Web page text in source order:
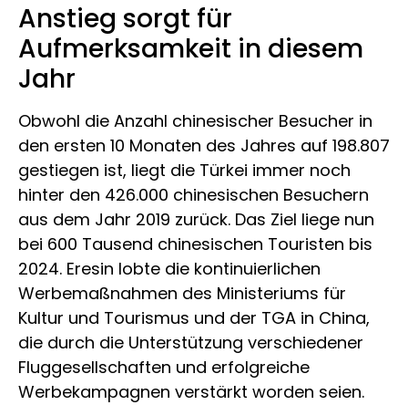
Anstieg sorgt für
Aufmerksamkeit in diesem
Jahr
Obwohl die Anzahl chinesischer Besucher in
den ersten 10 Monaten des Jahres auf 198.807
gestiegen ist, liegt die Türkei immer noch
hinter den 426.000 chinesischen Besuchern
aus dem Jahr 2019 zurück. Das Ziel liege nun
bei 600 Tausend chinesischen Touristen bis
2024. Eresin lobte die kontinuierlichen
Werbemaßnahmen des Ministeriums für
Kultur und Tourismus und der TGA in China,
die durch die Unterstützung verschiedener
Fluggesellschaften und erfolgreiche
Werbekampagnen verstärkt worden seien.